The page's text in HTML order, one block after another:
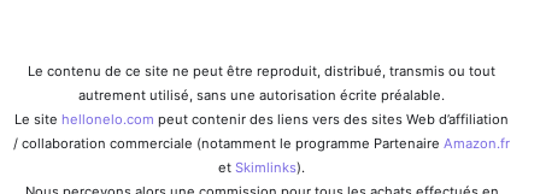
Le contenu de ce site ne peut être reproduit, distribué, transmis ou tout
autrement utilisé, sans une autorisation écrite préalable.
Le site hellonelo.com peut contenir des liens vers des sites Web d’affiliation
/ collaboration commerciale (notamment le programme PartenaireAmazon.fr
etSkimlinks).